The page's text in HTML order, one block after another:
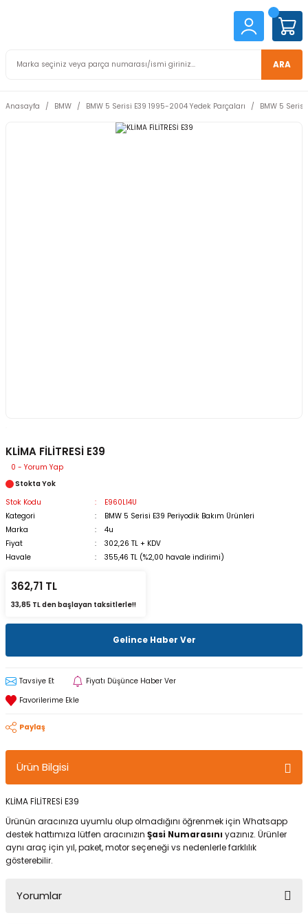
ARA
Anasayfa BMW BMW 5 Serisi E39 1995-2004 Yedek Parçaları BMW 5
KLİMA FİLİTRESİ E39
0 - Yorum Yap
Stokta Yok
Stok Kodu
E960LI4U
Kategori
BMW 5 Serisi E39 Periyodik Bakım Ürünleri
Marka
4u
Fiyat
302,26 TL + KDV
Havale
355,46 TL (%2,00 havale indirimi)
362,71 TL
33,85 TL den başlayan taksitlerle!!
Gelince Haber Ver
Tavsiye Et Fiyatı Düşünce Haber Ver
Paylaş
Ürün Bilgisi
KLİMA FİLİTRESİ E39
Ürünün aracınıza uyumlu olup olmadığını öğrenmek için Whatsapp
destek hattımıza lütfen aracınızın Şasi Numarasını yazınız. Ürünler
aynı araç için yıl, paket, motor seçeneği vs nedenlerle farklılık
gösterebilir.
Yorumlar